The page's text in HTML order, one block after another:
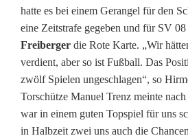
hatte es bei einem Gerangel für den
eine Zeitstrafe gegeben und für SV
Freiberger die Rote Karte. „Wir
verdient, aber so ist Fußball. Das
zwölf Spielen ungeschlagen“, so
Torschütze Manuel Trenz meinte
war in einem guten Topspiel für uns
in Halbzeit zwei uns auch die